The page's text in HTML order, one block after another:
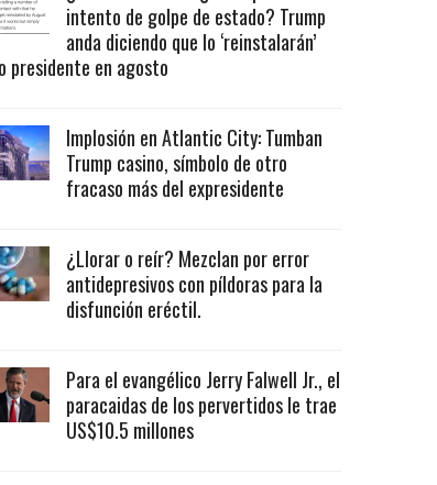
intento de golpe de estado? Trump
anda diciendo que lo ‘reinstalarán’
presidente en agosto
Implosión en Atlantic City: Tumban
Trump casino, símbolo de otro
fracaso más del expresidente
¿Llorar o reír? Mezclan por error
antidepresivos con píldoras para la
disfunción eréctil.
Para el evangélico Jerry Falwell Jr., el
paracaidas de los pervertidos le trae
US$10.5 millones